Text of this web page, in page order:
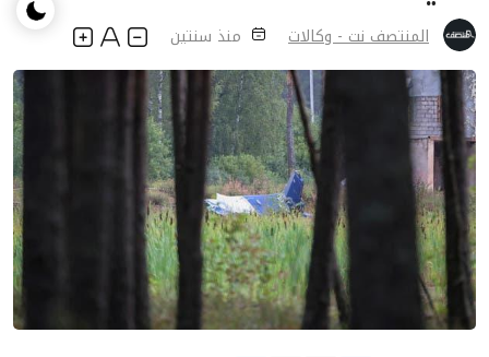
المنتصف نت - وكالات منذ سنتين